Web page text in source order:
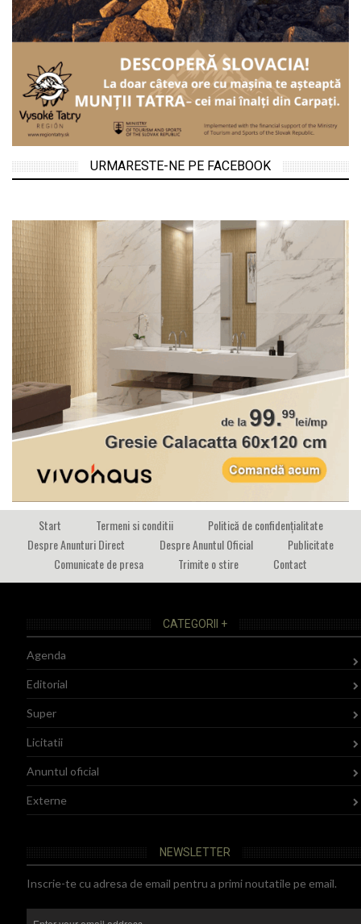
URMARESTE-NE PE FACEBOOK
Start Termeni si conditii
Politică de confidențialitate
Despre Anunturi Direct
Despre Anuntul Oficial
Publicitate
Comunicate de presa
Trimite o stire Contact
CATEGORII +
Agenda
Editorial
Super
Licitatii
Anuntul oficial
Externe
NEWSLETTER
Inscrie-te cu adresa de email pentru a primi noutatile pe email.